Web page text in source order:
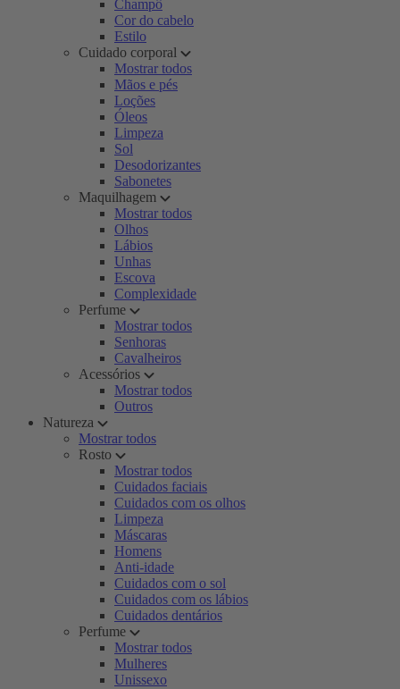
Champô
Cor do cabelo
Estilo
Cuidado corporal
Mostrar todos
Mãos e pés
Loções
Óleos
Limpeza
Sol
Desodorizantes
Sabonetes
Maquilhagem
Mostrar todos
Olhos
Lábios
Unhas
Escova
Complexidade
Perfume
Mostrar todos
Senhoras
Cavalheiros
Acessórios
Mostrar todos
Outros
Natureza
Mostrar todos
Rosto
Mostrar todos
Cuidados faciais
Cuidados com os olhos
Limpeza
Máscaras
Homens
Anti-idade
Cuidados com o sol
Cuidados com os lábios
Cuidados dentários
Perfume
Mostrar todos
Mulheres
Unissexo